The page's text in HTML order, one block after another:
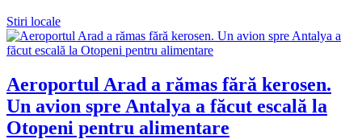
Stiri locale
Aeroportul Arad a rămas fără kerosen.
Un avion spre Antalya a făcut escală la
Otopeni pentru alimentare